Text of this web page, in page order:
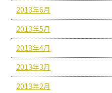
2013年6月
2013年5月
2013年4月
2013年3月
2013年2月